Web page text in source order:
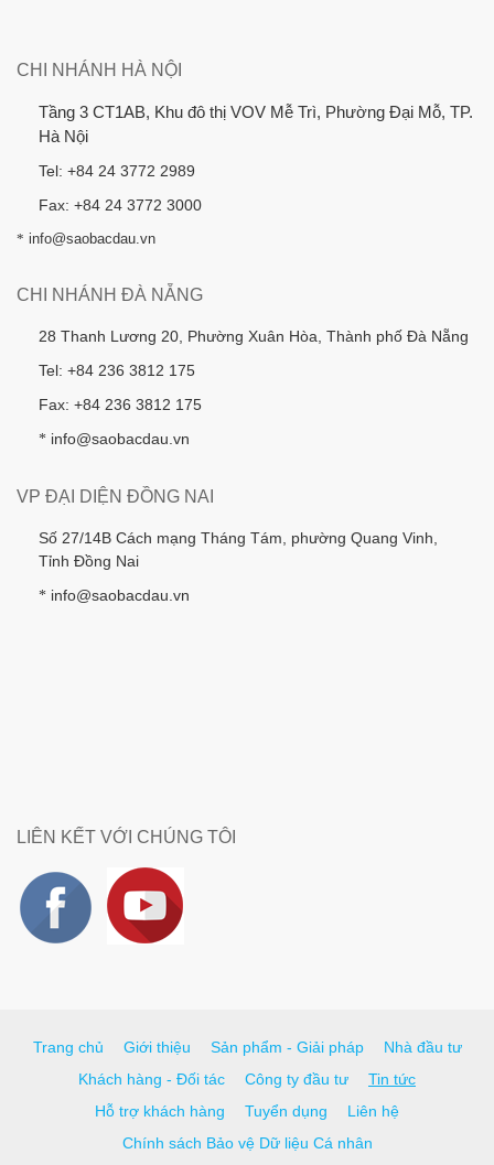
CHI NHÁNH HÀ NỘI
Tầng 3 CT1AB, Khu đô thị VOV Mễ Trì, Phường Đại Mỗ, TP.
Hà Nội
Tel: +84 24 3772 2989
Fax: +84 24 3772 3000
* info@saobacdau.vn
CHI NHÁNH ĐÀ NẴNG
28 Thanh Lương 20, Phường Xuân Hòa, Thành phố Đà Nẵng
Tel: +84 236 3812 175
Fax: +84 236 3812 175
* info@saobacdau.vn
VP ĐẠI DIỆN ĐỒNG NAI
Số 27/14B Cách mạng Tháng Tám, phường Quang Vinh,
Tỉnh Đồng Nai
* info@saobacdau.vn
LIÊN KẾT VỚI CHÚNG TÔI
Trang chủ Giới thiệu Sản phẩm - Giải pháp
Nhà đầu tư
Khách hàng - Đối tác
Công ty đầu tư
Tin tức
Hỗ trợ khách hàng
Tuyển dụng
Liên hệ
Chính sách Bảo vệ Dữ liệu Cá nhân